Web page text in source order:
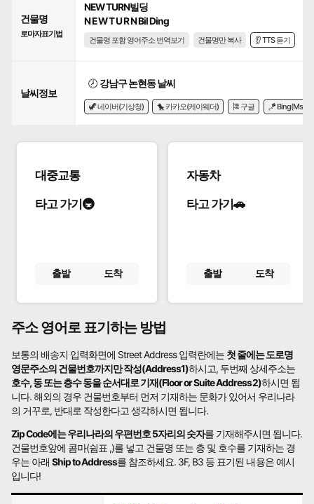
건물명
로마자표기법
NEW TURN빌딩
N E W T U R N Bil Ding
건물명 포함 영어주소 번역보기 건물명만 복사 👂 TTS 듣기
날씨정보
🕗 강남구 논현동 날씨
🦖 네이버(기상청) 🐤 카카오(케이웨더) 🎏 구글 🪁 Bing(Msn)
대중교통
타고 가기🚇
출발 도착
자동차
타고 가기🚗
출발 도착
주소 영어로 표기하는 방법
보통의 배송지 입력화면에 Street Address 입력란에는 첫 줄에는 도로명
영문주소의 건물번호까지만 작성(Address1)하시고, 두번째 상세주소는
호수, 동 또는 층수 동을 순서대로 기재(Floor or Suite Address2)하시면 됩
니다. 해외의 경우 건물번호부터 먼저 기재하는 문화가 있어서 우리나라
의 거꾸로, 반대로 작성한다고 생각하시면 됩니다.
Zip Code에는 우리나라의 우편번호 5자리의 숫자를 기재해주시면 됩니다.
건물번호앞에 콤마(쉼표 ,)를 넣고 건물명 또는 층 및 호수를 기재하는 경
우는 아래Ship to Address를 참조하세요. 3F, B3 등 표기된 내용은 예시
입니다!